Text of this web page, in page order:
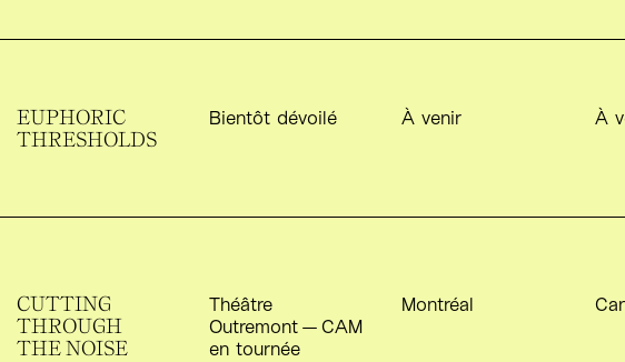
EUPHORIC
THRESHOLDS
Bientôt dévoilé À venir À
CUTTING
THROUGH
THE NOISE
Théâtre
Outremont —CAM
en tournée
Montréal